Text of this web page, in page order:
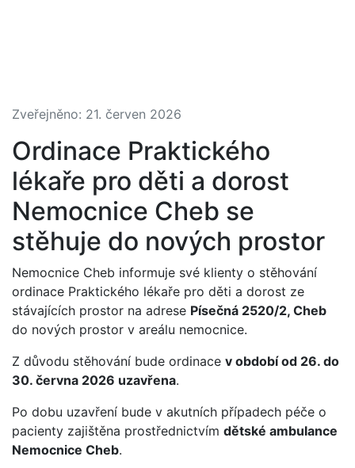
Zveřejněno: 21. červen 2026
Ordinace Praktického
lékaře pro děti a dorost
Nemocnice Cheb se
stěhuje do nových prostor
Nemocnice Cheb informuje své klienty o stěhování
ordinace Praktického lékaře pro děti a dorost ze
stávajících prostor na adrese Písečná 2520/2, Cheb
do nových prostor v areálu nemocnice.
Z důvodu stěhování bude ordinace v období od 26. do
30. června 2026 uzavřena.
Po dobu uzavření bude v akutních případech péče o
pacienty zajištěna prostřednictvím dětské ambulance
Nemocnice Cheb.